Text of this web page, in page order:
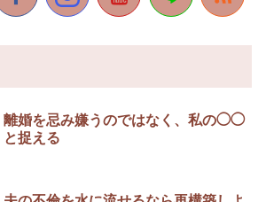
離婚を忌み嫌うのではなく、私の◯◯
と捉える